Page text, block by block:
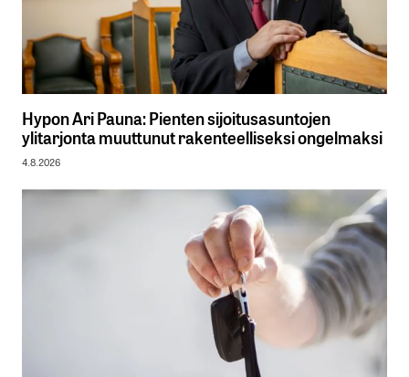
Hypon Ari Pauna: Pienten sijoitusasuntojen
ylitarjonta muuttunut rakenteelliseksi ongelmaksi
4.8.2026